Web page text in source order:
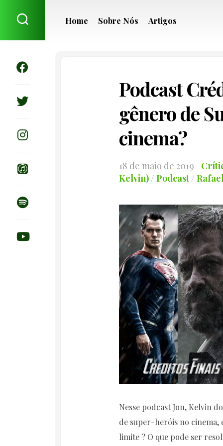
content
Home Sobre Nós Artigos
Podcast
gênero de
cinema?
18 de maio de 2019
Kelvin)/ Podcast/
Nesse podcast Jon, Kelvin
de super-heróis no cinema,
limite ? O que pode ser